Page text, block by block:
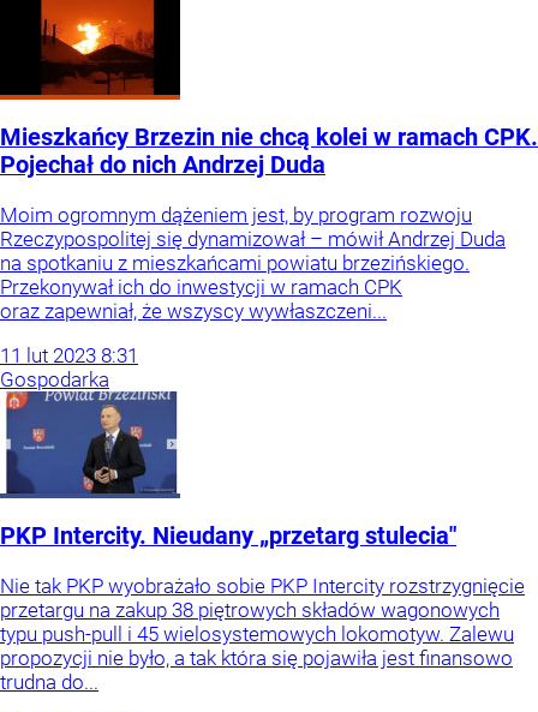
Mieszkańcy Brzezin nie chcą kolei w ramach CPK.
Pojechał do nich Andrzej Duda
Moim ogromnym dążeniem jest, by program rozwoju
Rzeczypospolitej się dynamizował – mówił Andrzej Duda
na spotkaniu z mieszkańcami powiatu brzezińskiego.
Przekonywał ich do inwestycji w ramach CPK
oraz zapewniał, że wszyscy wywłaszczeni...
11 lut 2023 8:31
Gospodarka
PKP Intercity. Nieudany „przetarg stulecia"
Nie tak PKP wyobrażało sobie PKP Intercity rozstrzygnięcie
przetargu na zakup 38 piętrowych składów wagonowych
typu push-pull i 45 wielosystemowych lokomotyw. Zalewu
propozycji nie było, a tak która się pojawiła jest finansowo
trudna do...